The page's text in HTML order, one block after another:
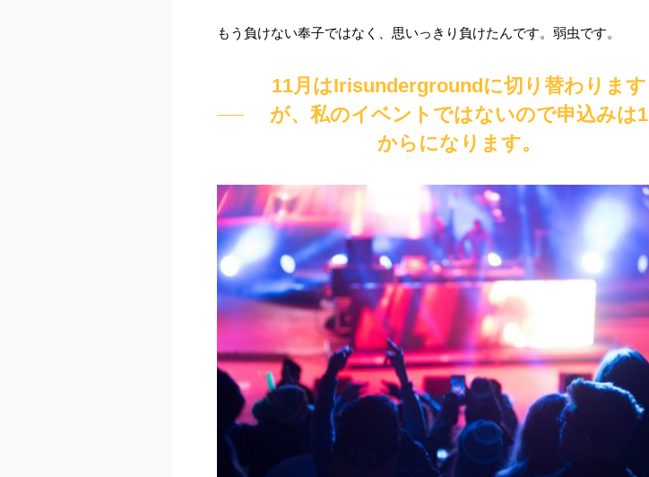
もう負けない奉子ではなく、思いっきり負けたんです。弱虫です。
11月はIrisundergroundに切り替わります
が、私のイベントではないので申込みは1
からになります。